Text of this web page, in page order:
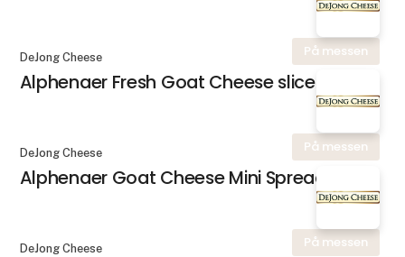
På messen
DeJong Cheese
Alphenaer Fresh Goat Cheese slice
På messen
DeJong Cheese
Alphenaer Goat Cheese Mini Spread
På messen
DeJong Cheese